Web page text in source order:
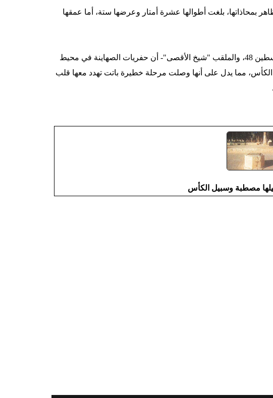
بمحاذاتها، بلغت أطوالها عشرة أمتار وعرضها ستة، أما عمقها
يؤكد الشيخ رائد صلاح – رئيس الحركة الإسلامية في فلسطين 48، والملقب "شيخ الأقصى"- أن حفريات الصهاينة في محيط
مما يدل على أنها وصلت مرحلة خطيرة باتت تهدد معها قلب
مصطبة وسبيل الكأس